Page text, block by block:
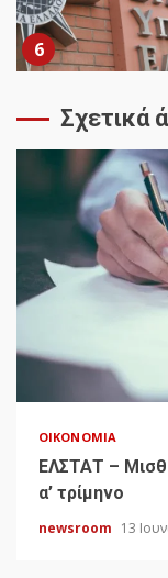
6
Σχετικά
ΟΙΚΟΝΟΜΊΑ
ΕΛΣΤΑΤ –
α’ τρίμηνο
newsroom 13